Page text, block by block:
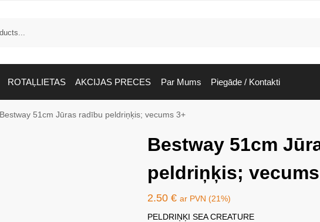
ROTAĻLIETAS AKCIJAS PRECES Par Mums Piegāde / Kontakti
Bestway 51cm Jūras radību peldriņķis; vecums 3+
Bestway 51cm
peldriņķis;
2.50 € ar PVN (21%)
PELDRIŅĶI SEA CREATURE